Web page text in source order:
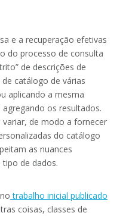
e a recuperação efetivas
do processo de consulta
de descrições de
catálogo de várias
aplicando a mesma
os resultados.
de modo a fornecer
do catálogo
as nuances
de dados.
trabalho inicial publicado
coisas, classes de